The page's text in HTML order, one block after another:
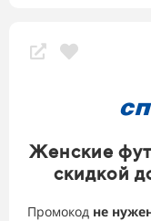
Женские
скидкой
Промокод не